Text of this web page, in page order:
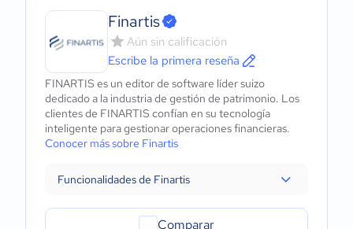
Finartis
Aún sin calificación
Escribe la primera reseña
FINARTIS es un editor de software líder suizo
dedicado a la industria de gestión de patrimonio. Los
clientes de FINARTIS confían en su tecnología
inteligente para gestionar operaciones financieras.
Conocer más sobre Finartis
Funcionalidades de Finartis
Comparar